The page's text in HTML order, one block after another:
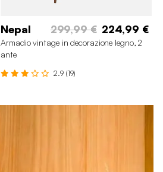
Nepal 299,99 € 224,99 €
Armadio vintage in decorazione legno, 2
ante
2.9 (19)